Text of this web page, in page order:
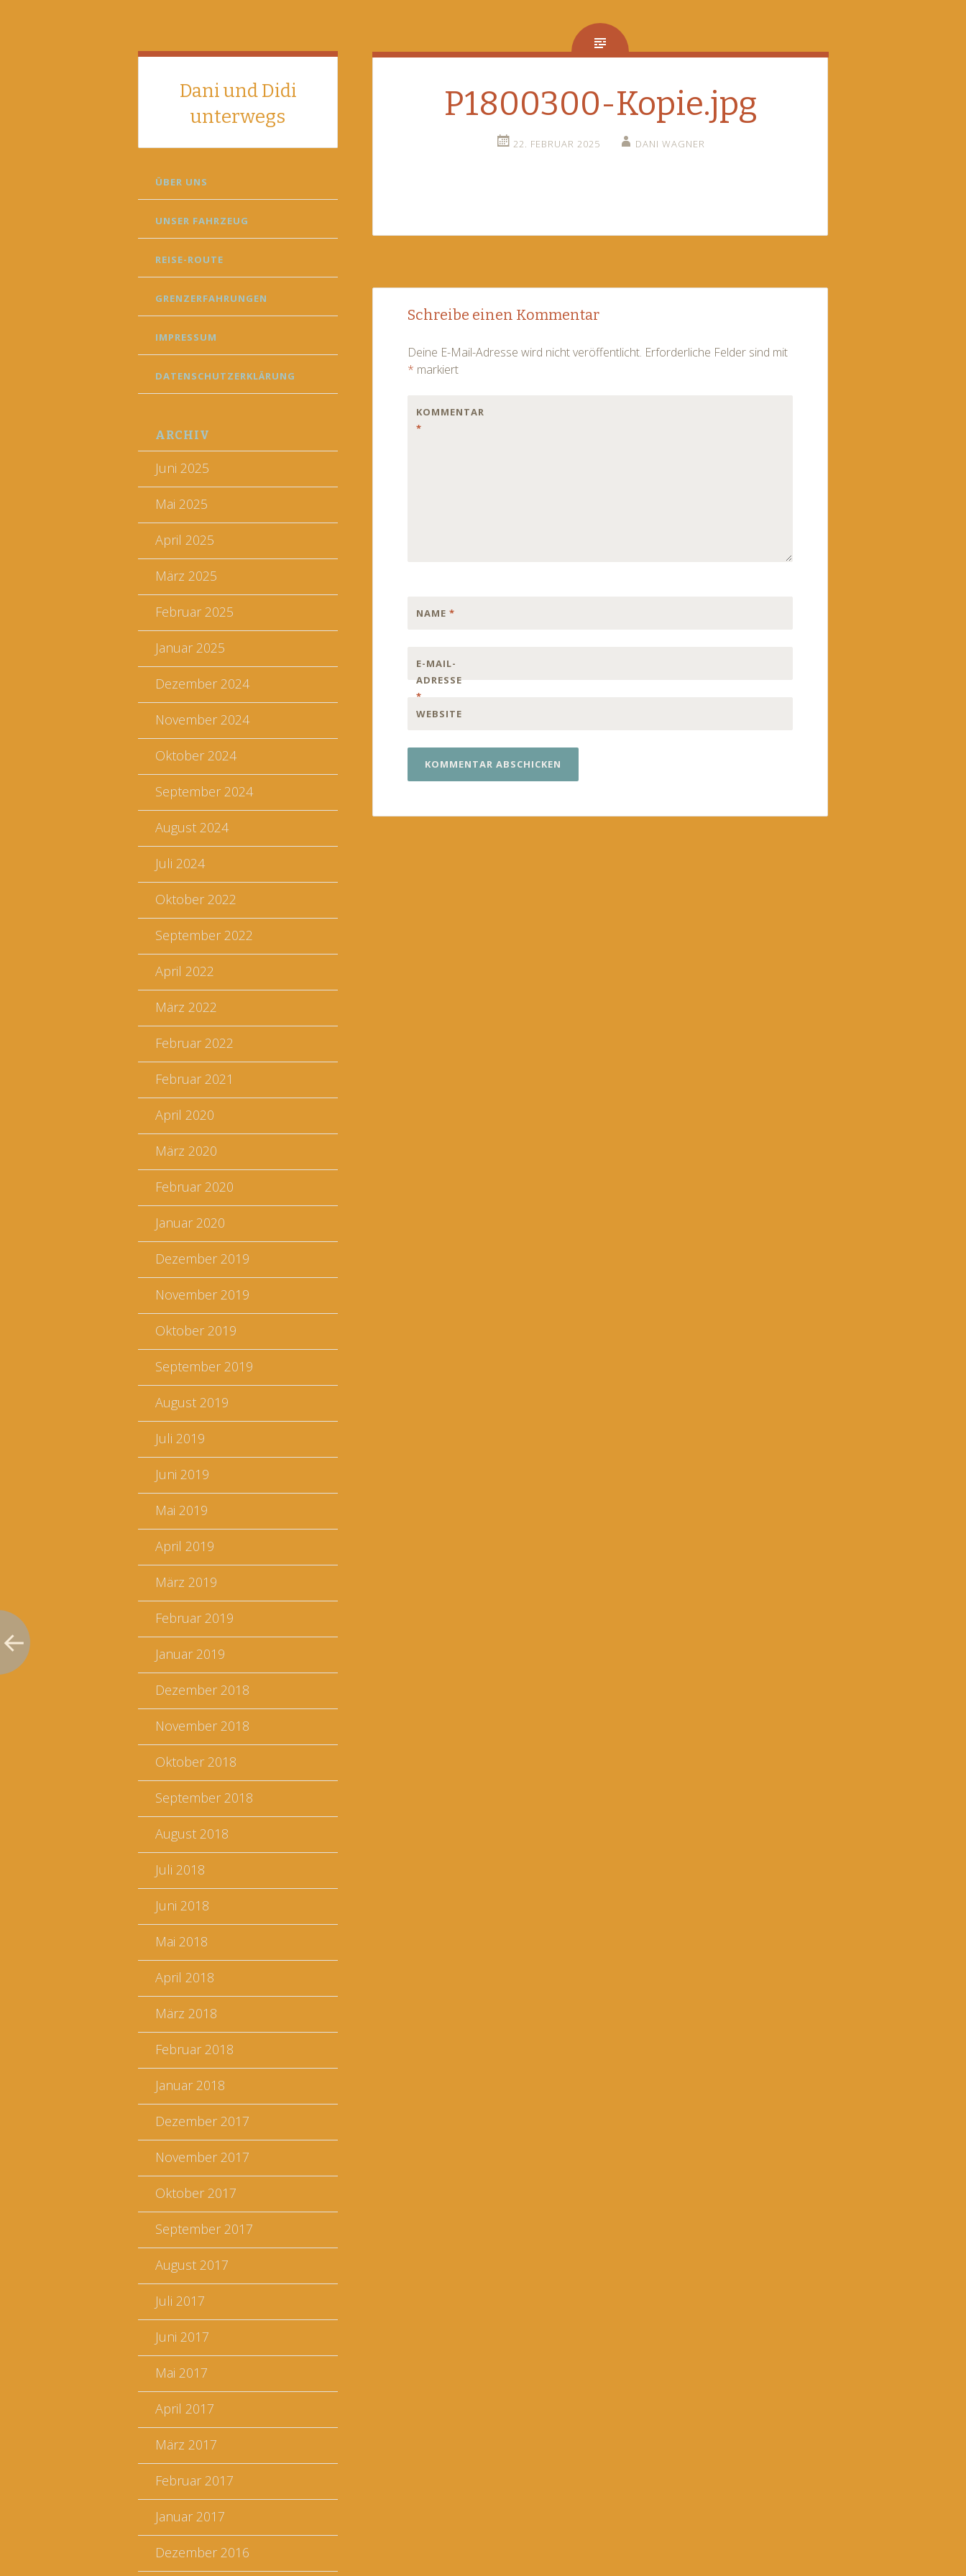
Dani und Didi
unterwegs
SKIP
TO
ÜBER UNS
UNSER FAHRZEUG
REISE-ROUTE
GRENZERFAHRUNGEN
IMPRESSUM
DATENSCHUTZERKLÄRUNG
ARCHIV
Juni 2025
Mai 2025
April 2025
März 2025
Februar 2025
Januar 2025
Dezember 2024
November 2024
Oktober 2024
September 2024
August 2024
Juli 2024
Oktober 2022
September 2022
April 2022
März 2022
Februar 2022
Februar 2021
April 2020
März 2020
Februar 2020
Januar 2020
Dezember 2019
November 2019
Oktober 2019
September 2019
August 2019
Juli 2019
Juni 2019
Mai 2019
April 2019
März 2019
Februar 2019
Januar 2019
Dezember 2018
November 2018
Oktober 2018
September 2018
August 2018
Juli 2018
Juni 2018
Mai 2018
April 2018
März 2018
Februar 2018
Januar 2018
Dezember 2017
November 2017
Oktober 2017
September 2017
August 2017
Juli 2017
Juni 2017
Mai 2017
April 2017
März 2017
Februar 2017
Januar 2017
Dezember 2016
P1800300-Kopie.jpg
22. FEBRUAR 2025 DANI WAGNER
Post
Schreibe einen Kommentar
Deine E-Mail-Adresse wird nicht veröffentlicht. Erforderliche Felder sind mit
* markiert
KOMMENTAR
*
NAME*
E-MAIL-
ADRESSE
*
WEBSITE